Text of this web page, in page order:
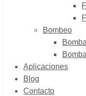
Bombeo
Aplicaciones
Blog
Contacto